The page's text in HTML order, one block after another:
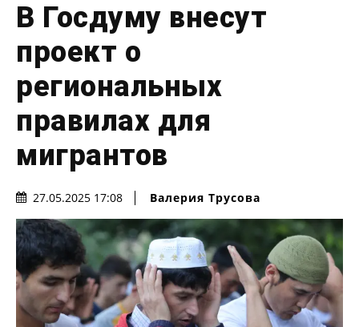
В Госдуму внесут
проект о
региональных
правилах для
мигрантов
27.05.2025 17:08 Валерия Трусова